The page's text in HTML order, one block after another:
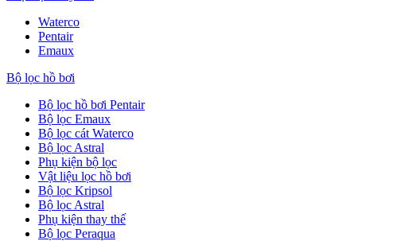
Waterco
Pentair
Emaux
Bộ lọc hồ bơi
Bộ lọc hồ bơi Pentair
Bộ lọc Emaux
Bộ lọc cát Waterco
Bộ lọc Astral
Phụ kiện bộ lọc
Vật liệu lọc hồ bơi
Bộ lọc Kripsol
Bộ lọc Astral
Phụ kiện thay thế
Bộ lọc Peraqua